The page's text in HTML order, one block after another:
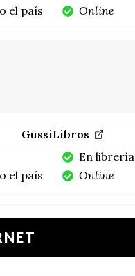
el país
Online
GussiLibros
el país
En librería
Online